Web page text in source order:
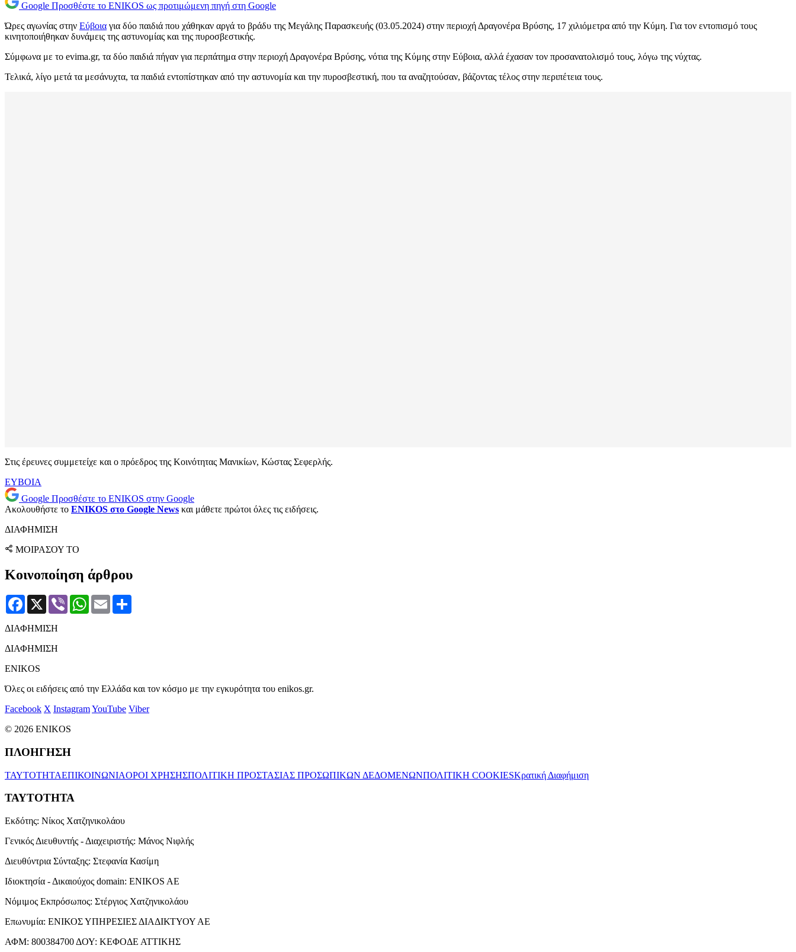
Google Προσθέστε το ENIKOS ως προτιμώμενη πηγή στη Google
Ώρες αγωνίας στην Εύβοια για δύο παιδιά που χάθηκαν αργά το βράδυ της Μεγάλης Παρασκευής (03.05.2024) στην περιοχή Δραγονέρα Βρύσης, 17 χιλιόμετρα από την Κύμη. Για τον εντοπισμό τους
κινητοποιήθηκαν δυνάμεις της αστυνομίας και της πυροσβεστικής.
Σύμφωνα με το evima.gr, τα δύο παιδιά πήγαν για περπάτημα στην περιοχή Δραγονέρα Βρύσης, νότια της Κύμης στην Εύβοια, αλλά έχασαν τον προσανατολισμό τους, λόγω της νύχτας.
Τελικά, λίγο μετά τα μεσάνυχτα, τα παιδιά εντοπίστηκαν από την αστυνομία και την πυροσβεστική, που τα αναζητούσαν, βάζοντας τέλος στην περιπέτεια τους.
Στις έρευνες συμμετείχε και ο πρόεδρος της Κοινότητας Μανικίων, Κώστας Σεφερλής.
ΕΥΒΟΙΑ
Google Προσθέστε το ENIKOS στην Google
Ακολουθήστε το ENIKOS στο Google News και μάθετε πρώτοι όλες τις ειδήσεις.
ΔΙΑΦΗΜΙΣΗ
ΜΟΙΡΑΣΟΥ ΤΟ
Κοινοποίηση άρθρου
Facebook
X Viber WhatsApp
Email
ΔΙΑΦΗΜΙΣΗ
ΔΙΑΦΗΜΙΣΗ
ENIKOS
Όλες οι ειδήσεις από την Ελλάδα και τον κόσμο με την εγκυρότητα του enikos.gr.
Facebook X InstagramYouTube Viber
© 2026 ENIKOS
ΠΛΟΗΓΗΣΗ
ΤΑΥΤΟΤΗΤΑΕΠΙΚΟΙΝΩΝΙΑΟΡΟΙ ΧΡΗΣΗΣΠΟΛΙΤΙΚΗ ΠΡΟΣΤΑΣΙΑΣ ΠΡΟΣΩΠΙΚΩΝ ΔΕΔΟΜΕΝΩΝΠΟΛΙΤΙΚΗ COOKIESΚρατική Διαφήμιση
ΤΑΥΤΟΤΗΤΑ
Εκδότης: Νίκος Χατζηνικολάου
Γενικός Διευθυντής - Διαχειριστής: Μάνος Νιφλής
Διευθύντρια Σύνταξης: Στεφανία Κασίμη
Ιδιοκτησία - Δικαιούχος domain: ENIKOS AE
Νόμιμος Εκπρόσωπος: Στέργιος Χατζηνικολάου
Επωνυμία: ΕΝΙΚΟΣ ΥΠΗΡΕΣΙΕΣ ΔΙΑΔΙΚΤΥΟΥ ΑΕ
ΑΦΜ: 800384700 ΔΟΥ: ΚΕΦΟΔΕ ΑΤΤΙΚΗΣ